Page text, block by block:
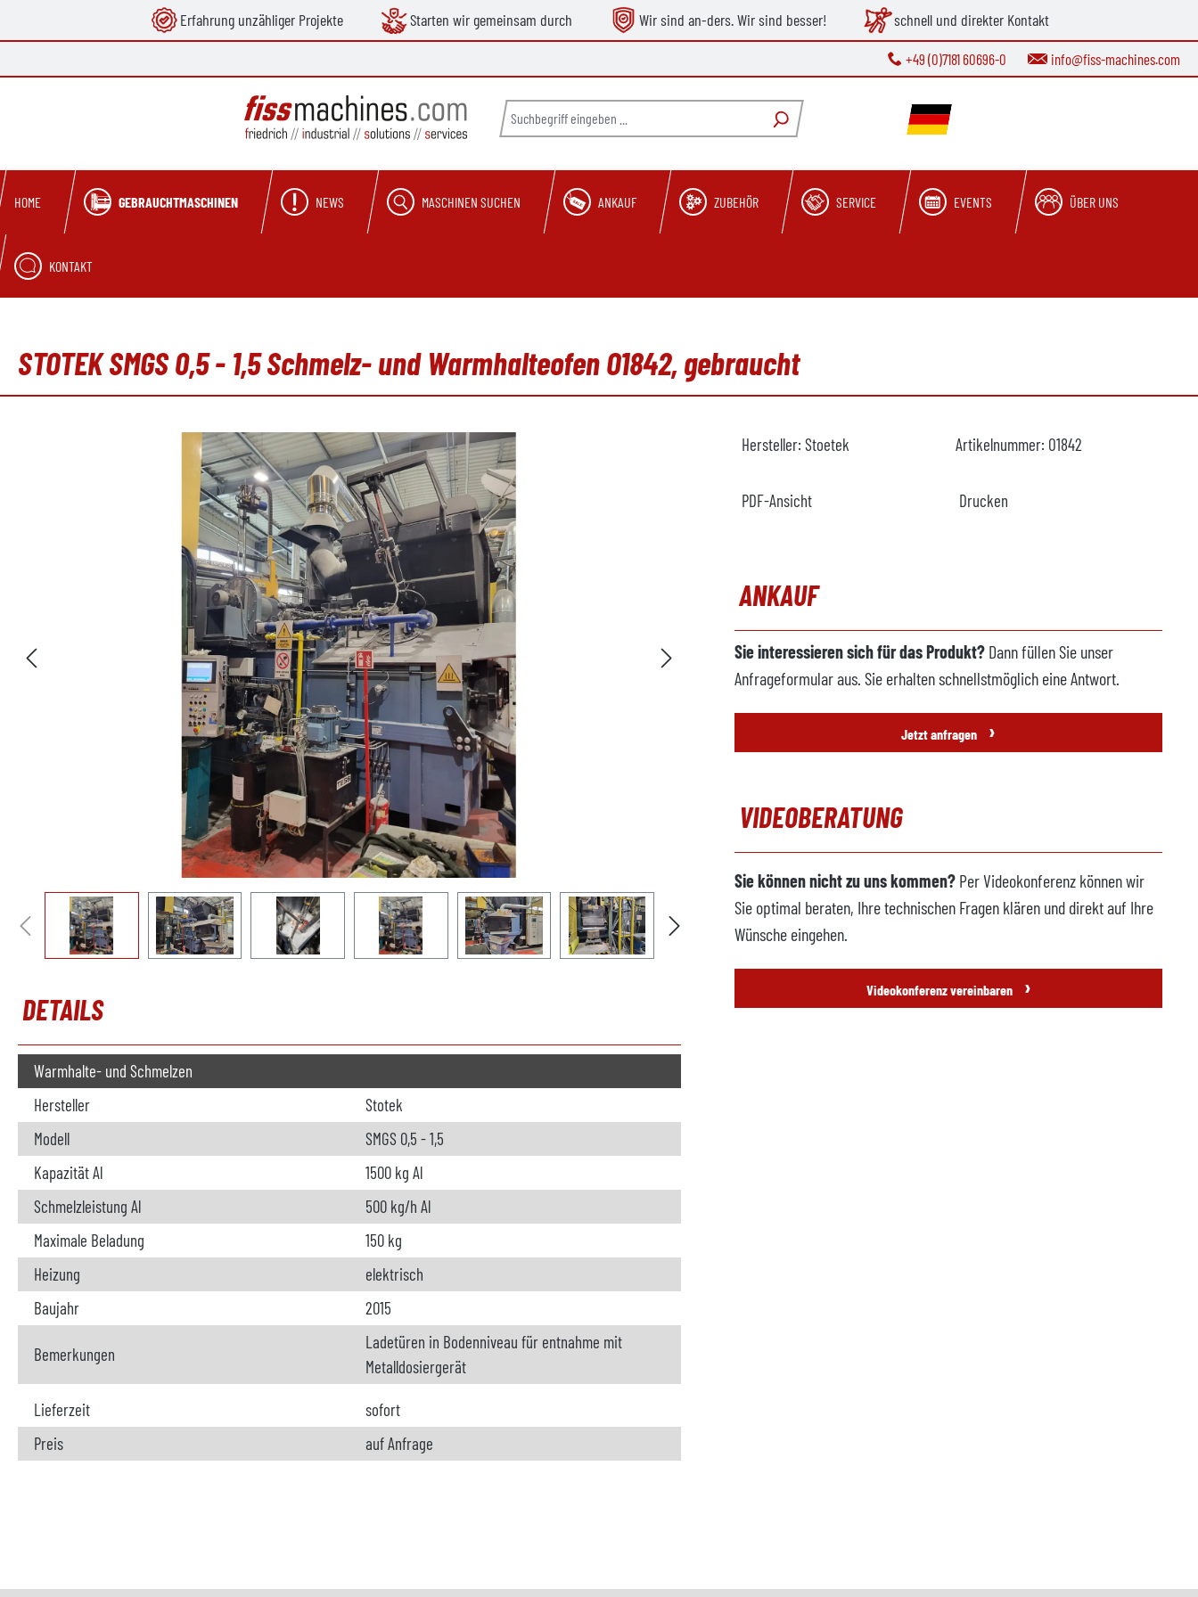
Zur Hauptnavigation springenErfahrung unzähliger Projekte Starten wir gemeinsam durch Wir sind an-ders. Wir sind besser! schnell und direkter Kontakt
+49 (0)7181 60696-0 info@fiss-machines.com
HOME GEBRAUCHTMASCHINEN NEWS MASCHINEN SUCHEN ANKAUF ZUBEHÖR SERVICE EVENTS ÜBER UNS
KONTAKT
STOTEK SMGS 0,5 - 1,5 Schmelz- und Warmhalteofen O1842, gebraucht
DETAILS
Warmhalte- und Schmelzen
Hersteller
Stotek
Modell
SMGS 0,5 - 1,5
Kapazität Al
1500 kg Al
Schmelzleistung Al
500 kg/h Al
Maximale Beladung
150 kg
Heizung
elektrisch
Baujahr
2015
Bemerkungen
Ladetüren in Bodenniveau für entnahme mit
Metalldosiergerät
Lieferzeit
sofort
Preis
auf Anfrage
Hersteller: Stoetek Artikelnummer: O1842
PDF-Ansicht Drucken
ANKAUF
Sie interessieren sich für das Produkt? Dann füllen Sie unser
Anfrageformular aus. Sie erhalten schnellstmöglich eine Antwort.
Jetzt anfragen ›
VIDEOBERATUNG
Sie können nicht zu uns kommen? Per Videokonferenz können wir
Sie optimal beraten, Ihre technischen Fragen klären und direkt auf Ihre
Wünsche eingehen.
Videokonferenz vereinbaren ›